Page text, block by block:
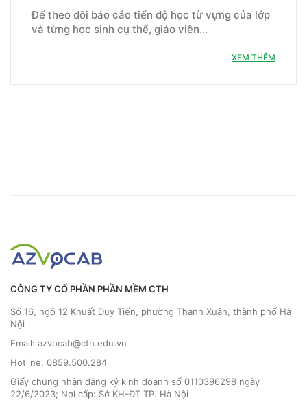
Để theo dõi báo cáo tiến độ học từ vựng của lớp
và từng học sinh cụ thể, giáo viên…
XEM THÊM
CÔNG TY CỔ PHẦN PHẦN MỀM CTH
Số 16, ngõ 12 Khuất Duy Tiến, phường Thanh Xuân, thành phố Hà
Nội
Email: azvocab@cth.edu.vn
Hotline: 0859.500.284
Giấy chứng nhận đăng ký kinh doanh số 0110396298 ngày
22/6/2023; Nơi cấp: Sở KH-ĐT TP. Hà Nội